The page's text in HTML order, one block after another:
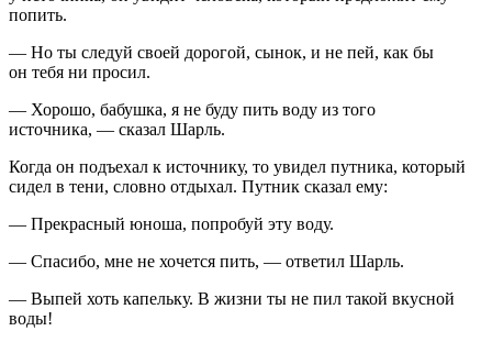
попить.
— Но ты следуй своей дорогой, сынок, и не пей, как бы
он тебя ни просил.
— Хорошо, бабушка, я не буду пить воду из того
источника, — сказал Шарль.
Когда он подъехал к источнику, то увидел путника, который
сидел в тени, словно отдыхал. Путник сказал ему:
— Прекрасный юноша, попробуй эту воду.
— Спасибо, мне не хочется пить, — ответил Шарль.
— Выпей хоть капельку. В жизни ты не пил такой вкусной
воды!